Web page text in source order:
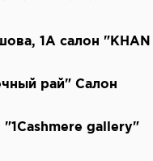
1А салон "KHAN
рай" Салон
"1Cashmere gallery"